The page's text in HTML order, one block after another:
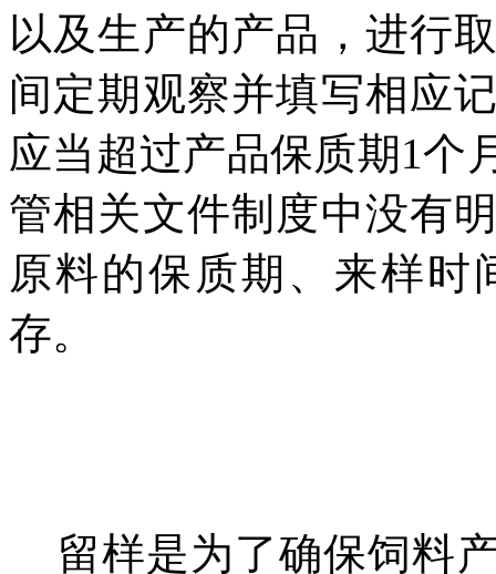
以及生产的产品，进行
间定期观察并填写相应
应当超过产品保质期1个
管相关文件制度中没有
原料的保质期、来样时
存。
留样是为了确保饲料